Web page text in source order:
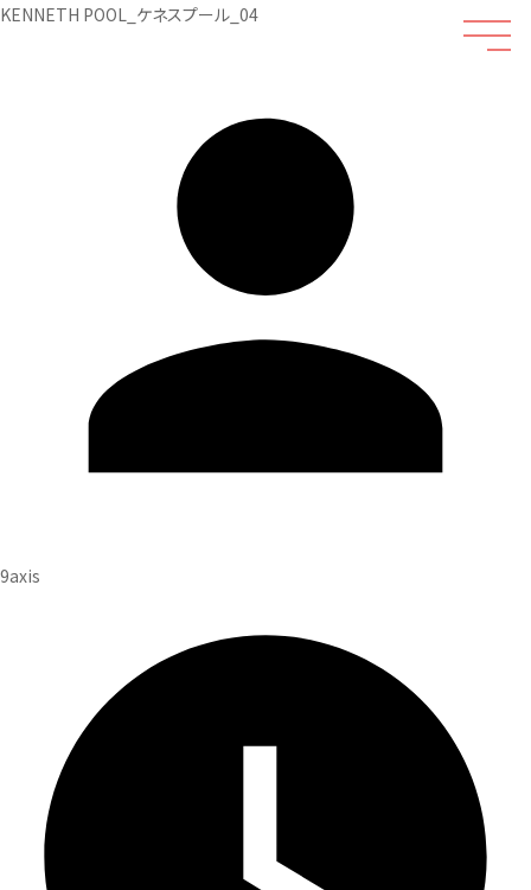
KENNETH POOL_ケネスプール_04
投
9axis